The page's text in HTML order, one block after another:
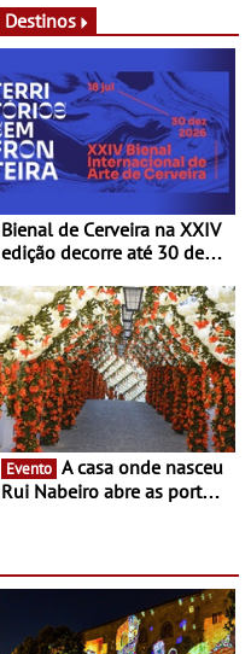
Destinos
Bienal de Cerveira na XXIV
edição decorre até 30 de
enquanto “Territórios sem
Fronteira”
Evento
Rui Nabeiro abre as portas
16 de agosto